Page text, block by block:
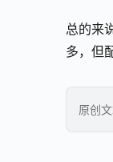
总的来
多，但
原创